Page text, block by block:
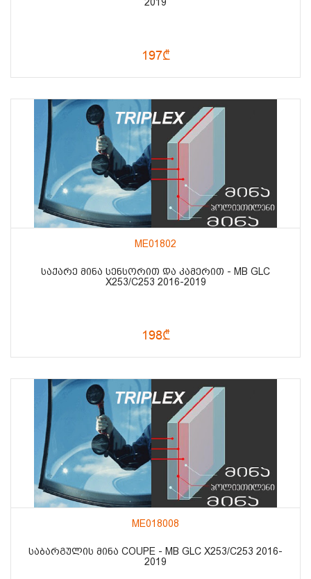
197₾
ME01802
ᲡᲐᲥᲐᲠᲔ ᲛᲘᲜᲐ ᲡᲔᲜᲡᲝᲠᲘᲗ ᲓᲐ ᲙᲐᲛᲔᲠᲘᲗ - MB GLC
X253/C253 2016-2019
198₾
ME018008
ᲡᲐᲑᲐᲠᲒᲣᲚᲘᲡ ᲛᲘᲜᲐ COUPE - MB GLC X253/C253 2016-
2019